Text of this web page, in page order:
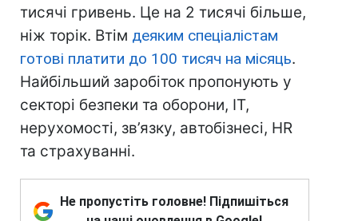
тисячі гривень. Це на 2 тисячі більше,
ніж торік. Втім деяким спеціалістам
готові платити до 100 тисяч на місяць.
Найбільший заробіток пропонують у
секторі безпеки та оборони, ІТ,
нерухомості, зв’язку, автобізнесі, HR
та страхуванні.
Не пропустіть головне! Підпишіться